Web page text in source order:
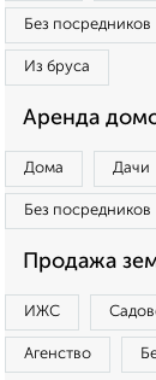
Без посредников
Из бруса
Аренда
Дома Дачи
Без посредников
Продажа
ИЖС
Агенство